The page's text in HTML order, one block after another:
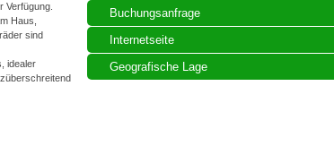
Buchungsanfrage
Internetseite
Geografische Lage
Verfügung.
Haus,
sind
idealer